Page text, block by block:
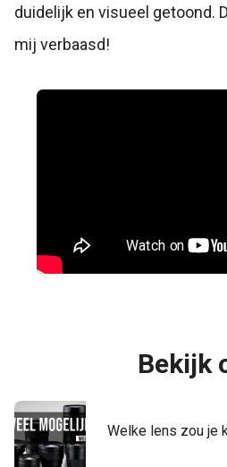
duidelijk en visueel getoond.
mij verbaasd!
Bekijk
Welke lens zou je